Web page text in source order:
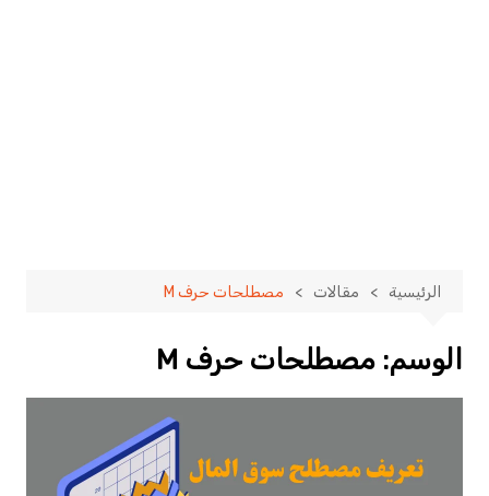
الرئيسية مقالات مصطلحات حرف M
الوسم: مصطلحات حرف M